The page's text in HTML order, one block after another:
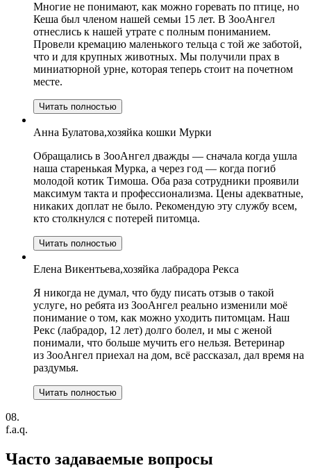
Многие не понимают, как можно горевать по птице, но
Кеша был членом нашей семьи 15 лет. В ЗооАнгел
отнеслись к нашей утрате с полным пониманием.
Провели кремацию маленького тельца с той же заботой,
что и для крупных животных. Мы получили прах в
миниатюрной урне, которая теперь стоит на почетном
месте.
Читать полностью
Анна Булатова,хозяйка кошки Мурки
Обращались в ЗооАнгел дважды — сначала когда ушла
наша старенькая Мурка, а через год — когда погиб
молодой котик Тимоша. Оба раза сотрудники проявили
максимум такта и профессионализма. Цены адекватные,
никаких доплат не было. Рекомендую эту службу всем,
кто столкнулся с потерей питомца.
Читать полностью
Елена Викентьева,хозяйка лабрадора Рекса
Я никогда не думал, что буду писать отзыв о такой
услуге, но ребята из ЗооАнгел реально изменили моё
понимание о том, как можно уходить питомцам. Наш
Рекс (лабрадор, 12 лет) долго болел, и мы с женой
понимали, что больше мучить его нельзя. Ветеринар
из ЗооАнгел приехал на дом, всё рассказал, дал время на
раздумья.
Читать полностью
08.
f.a.q.
Часто задаваемые вопросы